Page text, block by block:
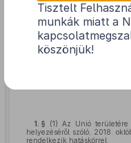
az Unió
2018/
1. § (1) Az Unió
helyezéséről szóló, 2018.
rendelkezik hatáskörrel.
Tisztelt
munkák miatt a
köszönjük!